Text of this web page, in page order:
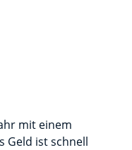
mit einem
Geld ist schnell